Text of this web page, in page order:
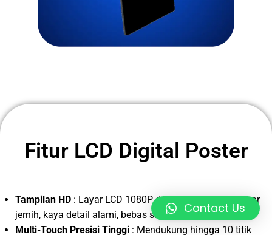
Fitur LCD Digital Poster
Tampilan HD : Layar LCD 1080P dengan kualitas gambar
jernih, kaya detail alami, bebas silau, dan bebas flicker.
Multi-Touch Presisi Tinggi : Mendukung hingga 10 titik
Contact Us